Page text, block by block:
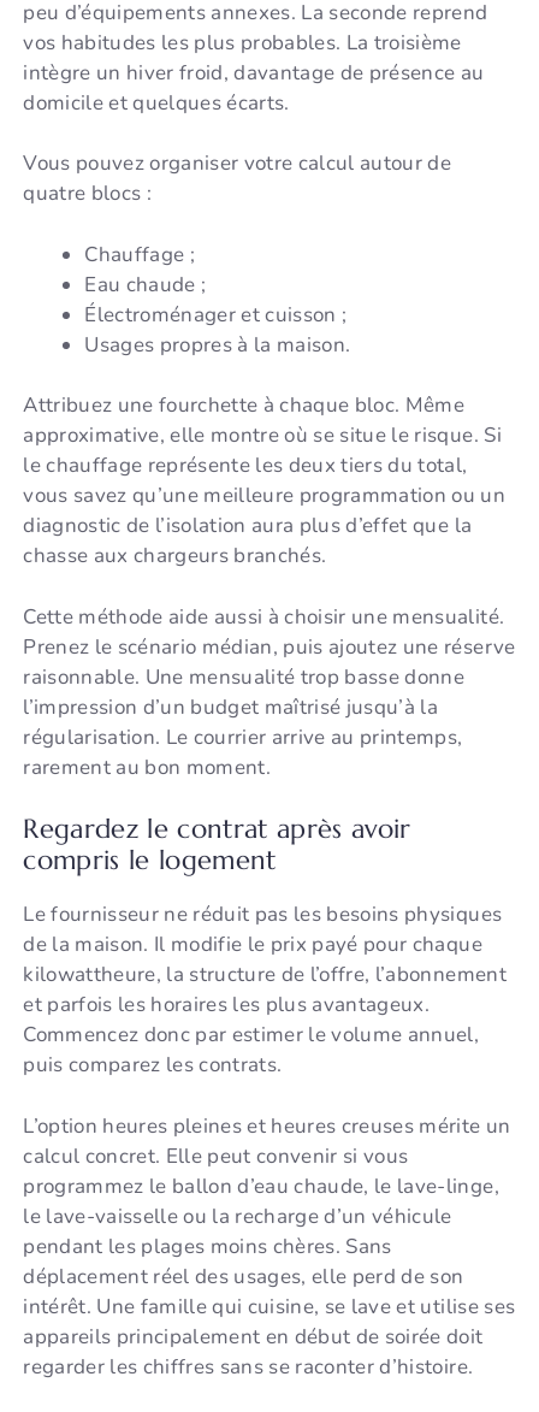
peu d’équipements annexes. La seconde reprend
vos habitudes les plus probables. La troisième
intègre un hiver froid, davantage de présence au
domicile et quelques écarts.
Vous pouvez organiser votre calcul autour de
quatre blocs :
Chauffage ;
Eau chaude ;
Électroménager et cuisson ;
Usages propres à la maison.
Attribuez une fourchette à chaque bloc. Même
approximative, elle montre où se situe le risque. Si
le chauffage représente les deux tiers du total,
vous savez qu’une meilleure programmation ou un
diagnostic de l’isolation aura plus d’effet que la
chasse aux chargeurs branchés.
Cette méthode aide aussi à choisir une mensualité.
Prenez le scénario médian, puis ajoutez une réserve
raisonnable. Une mensualité trop basse donne
l’impression d’un budget maîtrisé jusqu’à la
régularisation. Le courrier arrive au printemps,
rarement au bon moment.
Regardez le contrat après avoir
compris le logement
Le fournisseur ne réduit pas les besoins physiques
de la maison. Il modifie le prix payé pour chaque
kilowattheure, la structure de l’offre, l’abonnement
et parfois les horaires les plus avantageux.
Commencez donc par estimer le volume annuel,
puis comparez les contrats.
L’option heures pleines et heures creuses mérite un
calcul concret. Elle peut convenir si vous
programmez le ballon d’eau chaude, le lave-linge,
le lave-vaisselle ou la recharge d’un véhicule
pendant les plages moins chères. Sans
déplacement réel des usages, elle perd de son
intérêt. Une famille qui cuisine, se lave et utilise ses
appareils principalement en début de soirée doit
regarder les chiffres sans se raconter d’histoire.